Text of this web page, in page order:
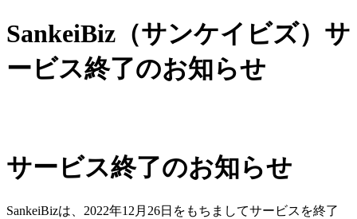
SankeiBiz（サンケイビズ）サ
ービス終了のお知らせ
サービス終了のお知らせ
SankeiBizは、2022年12月26日をもちましてサービスを終了